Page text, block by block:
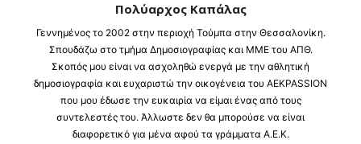
Πολύαρχος Καπάλας
Γεννημένος το 2002 στην περιοχή Τούμπα στην Θεσσαλονίκη.
Σπουδάζω στο τμήμα Δημοσιογραφίας και ΜΜΕ του ΑΠΘ.
Σκοπός μου είναι να ασχοληθώ ενεργά με την αθλητική
δημοσιογραφία και ευχαριστώ την οικογένεια του AEKPASSION
που μου έδωσε την ευκαιρία να είμαι ένας από τους
συντελεστές του. Άλλωστε δεν θα μπορούσε να είναι
διαφορετικό για μένα αφού τα γράμματα Α.Ε.Κ.